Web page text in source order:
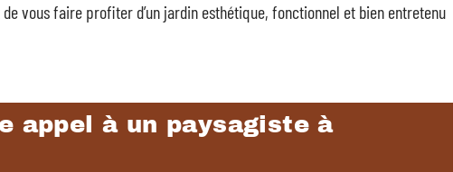
vous faire profiter d’un jardin esthétique, fonctionnel et bien entretenu
appel à un paysagiste à